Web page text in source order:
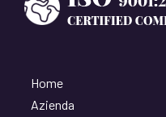
Home
Azienda